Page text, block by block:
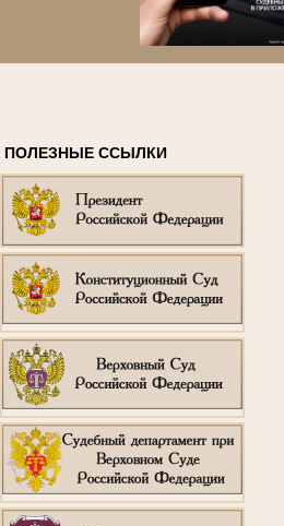
ПОЛЕЗНЫЕ ССЫЛКИ